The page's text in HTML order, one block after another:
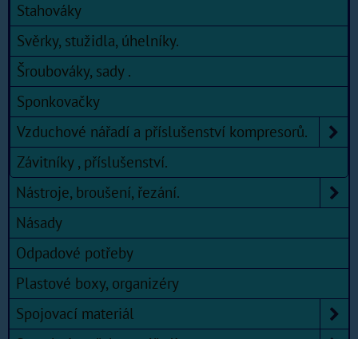
Stahováky
Svěrky, stužidla, úhelníky.
Šroubováky, sady .
Sponkovačky
Vzduchové nářadí a příslušenství kompresorů.
Závitníky , příslušenství.
Nástroje, broušení, řezání.
Násady
Odpadové potřeby
Plastové boxy, organizéry
Spojovací materiál